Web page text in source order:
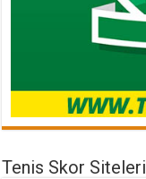
Tenis Skor Siteleri